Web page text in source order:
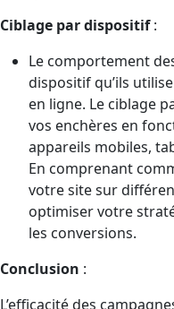
Ciblage par dispositif:
Le comportement
dispositif qu’ils
en ligne. Le ciblage
vos enchères en
appareils mobiles,
En comprenant
votre site sur
optimiser votre
les conversions.
Conclusion :
L’efficacité des